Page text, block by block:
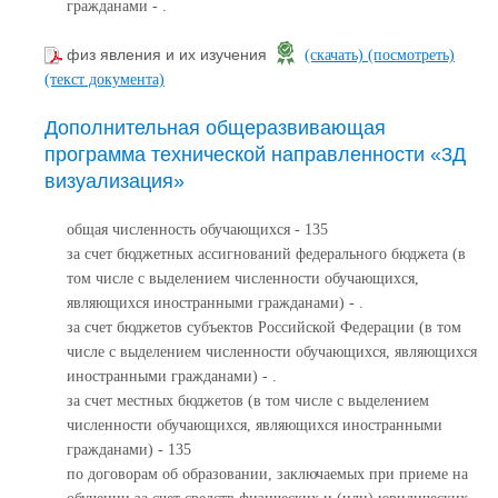
гражданами - .
физ явления и их изучения (скачать) (посмотреть)
(текст документа)
Дополнительная общеразвивающая
программа технической направленности «3Д
визуализация»
общая численность обучающихся - 135
за счет бюджетных ассигнований федерального бюджета (в
том числе с выделением численности обучающихся,
являющихся иностранными гражданами) - .
за счет бюджетов субъектов Российской Федерации (в том
числе с выделением численности обучающихся, являющихся
иностранными гражданами) - .
за счет местных бюджетов (в том числе с выделением
численности обучающихся, являющихся иностранными
гражданами) - 135
по договорам об образовании, заключаемых при приеме на